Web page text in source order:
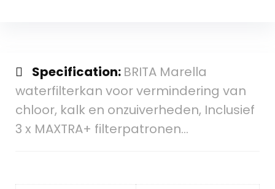
Specification: BRITA Marella
waterfilterkan voor vermindering van
chloor, kalk en onzuiverheden, Inclusief
3 x MAXTRA+ filterpatronen…